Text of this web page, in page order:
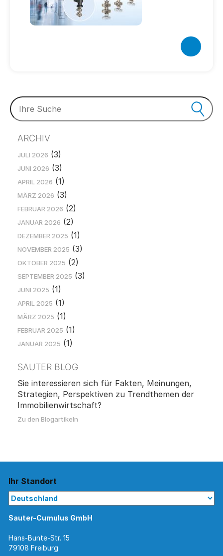
ARCHIV
JULI 2026 (3)
JUNI 2026 (3)
APRIL 2026 (1)
MÄRZ 2026 (3)
FEBRUAR 2026 (2)
JANUAR 2026 (2)
DEZEMBER 2025 (1)
NOVEMBER 2025 (3)
OKTOBER 2025 (2)
SEPTEMBER 2025 (3)
JUNI 2025 (1)
APRIL 2025 (1)
MÄRZ 2025 (1)
FEBRUAR 2025 (1)
JANUAR 2025 (1)
SAUTER BLOG
Sie interessieren sich für Fakten, Meinungen,
Strategien, Perspektiven zu Trendthemen der
Immobilienwirtschaft?
Zu den Blogartikeln
Ihr Standort
Sauter-Cumulus GmbH
Hans-Bunte-Str. 15
79108 Freiburg